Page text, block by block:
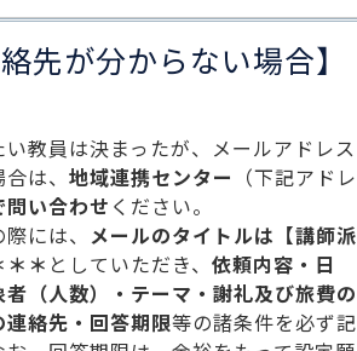
先が分からない場合】
教員は決まったが、メールアドレス
合は、地域連携センター （下記アドレ
い合わせ ください。
には、 メールのタイトルは【講師派
＊ としていただき、依頼内容・日
（人数）・テーマ・謝礼及び旅費の
絡先・回答期限等の諸条件を必ず記